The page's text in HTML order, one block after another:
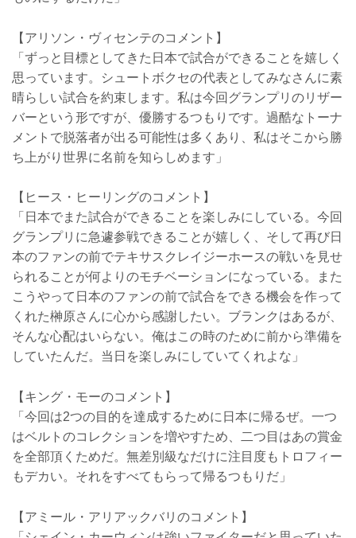
【アリソン・ヴィセンテのコメント】
「ずっと目標としてきた日本で試合ができることを嬉しく
思っています。シュートボクセの代表としてみなさんに素
晴らしい試合を約束します。私は今回グランプリのリザー
バーという形ですが、優勝するつもりです。過酷なトーナ
メントで脱落者が出る可能性は多くあり、私はそこから勝
ち上がり世界に名前を知らしめます」
【ヒース・ヒーリングのコメント】
「日本でまた試合ができることを楽しみにしている。今回
グランプリに急遽参戦できることが嬉しく、そして再び日
本のファンの前でテキサスクレイジーホースの戦いを見せ
られることが何よりのモチベーションになっている。また
こうやって日本のファンの前で試合をできる機会を作って
くれた榊原さんに心から感謝したい。ブランクはあるが、
そんな心配はいらない。俺はこの時のために前から準備を
していたんだ。当日を楽しみにしていてくれよな」
【キング・モーのコメント】
「今回は2つの目的を達成するために日本に帰るぜ。一つ
はベルトのコレクションを増やすため、二つ目はあの賞金
を全部頂くためだ。無差別級なだけに注目度もトロフィー
もデカい。それをすべてもらって帰るつもりだ」
【アミール・アリアックバリのコメント】